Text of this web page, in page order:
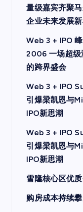
量级嘉宾齐聚
企业未来发展
Web 3 + IPO
2006 一场超级
的跨界盛会
Web 3 + IPO
引爆梁凯恩与
IPO新思潮
Web 3 + IPO
引爆梁凯恩与
IPO新思潮
雪隆核心区优
购房成本持续